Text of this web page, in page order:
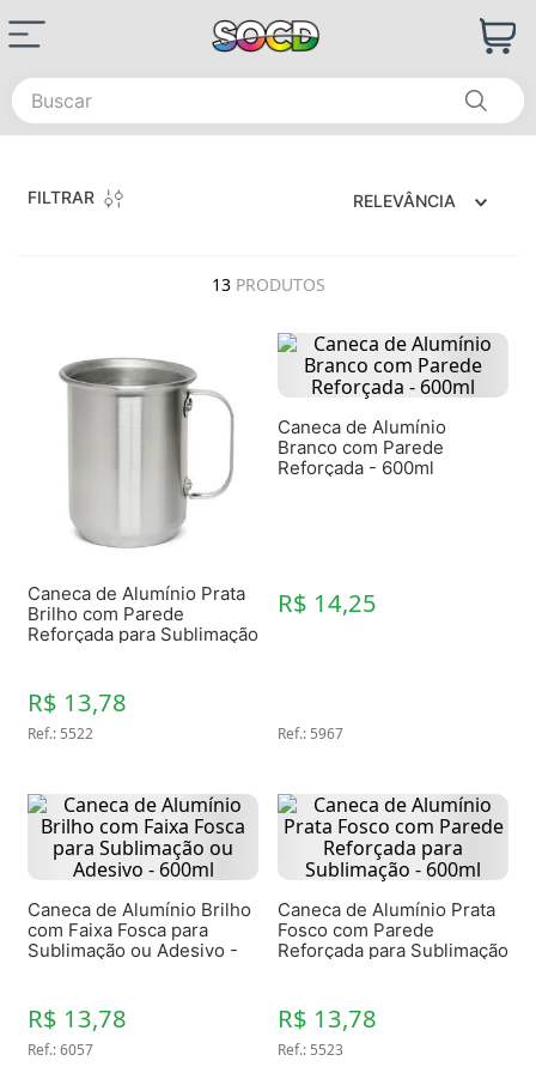
Buscar
RELEVÂNCIA
FILTRAR
13 PRODUTOS
Caneca de Alumínio Prata
Brilho com Parede
Reforçada para Sublimação
R$ 13,78
Ref.: 5522
Caneca de Alumínio
Branco com Parede
Reforçada - 600ml
R$ 14,25
Ref.: 5967
Caneca de Alumínio Brilho
com Faixa Fosca para
Sublimação ou Adesivo -
R$ 13,78
Ref.:6057
Caneca de Alumínio Prata
Fosco com Parede
Reforçada para Sublimação
R$ 13,78
Ref.: 5523